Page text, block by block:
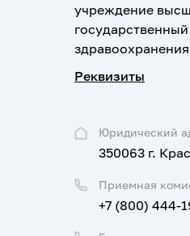
учреждение
Реквизиты
Юридический
350063 г.
Приемная
+7 (800) 444-